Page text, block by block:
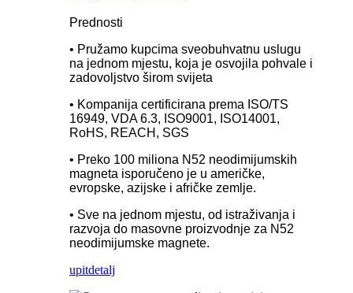
Prednosti
• Pružamo kupcima sveobuhvatnu uslugu
na jednom mjestu, koja je osvojila pohvale i
zadovoljstvo širom svijeta
• Kompanija certificirana prema ISO/TS
16949, VDA 6.3, ISO9001, ISO14001,
RoHS, REACH, SGS
• Preko 100 miliona N52 neodimijumskih
magneta isporučeno je u američke,
evropske, azijske i afričke zemlje.
• Sve na jednom mjestu, od istraživanja i
razvoja do masovne proizvodnje za N52
neodimijumske magnete.
upitdetalj